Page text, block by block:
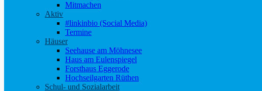
Mitmachen
Aktiv
#linkinbio (Social Media)
Termine
Häuser
Seehause am Möhnesee
Haus am Eulenspiegel
Forsthaus Eggerode
Hochseilgarten Rüthen
Schul- und Sozialarbeit